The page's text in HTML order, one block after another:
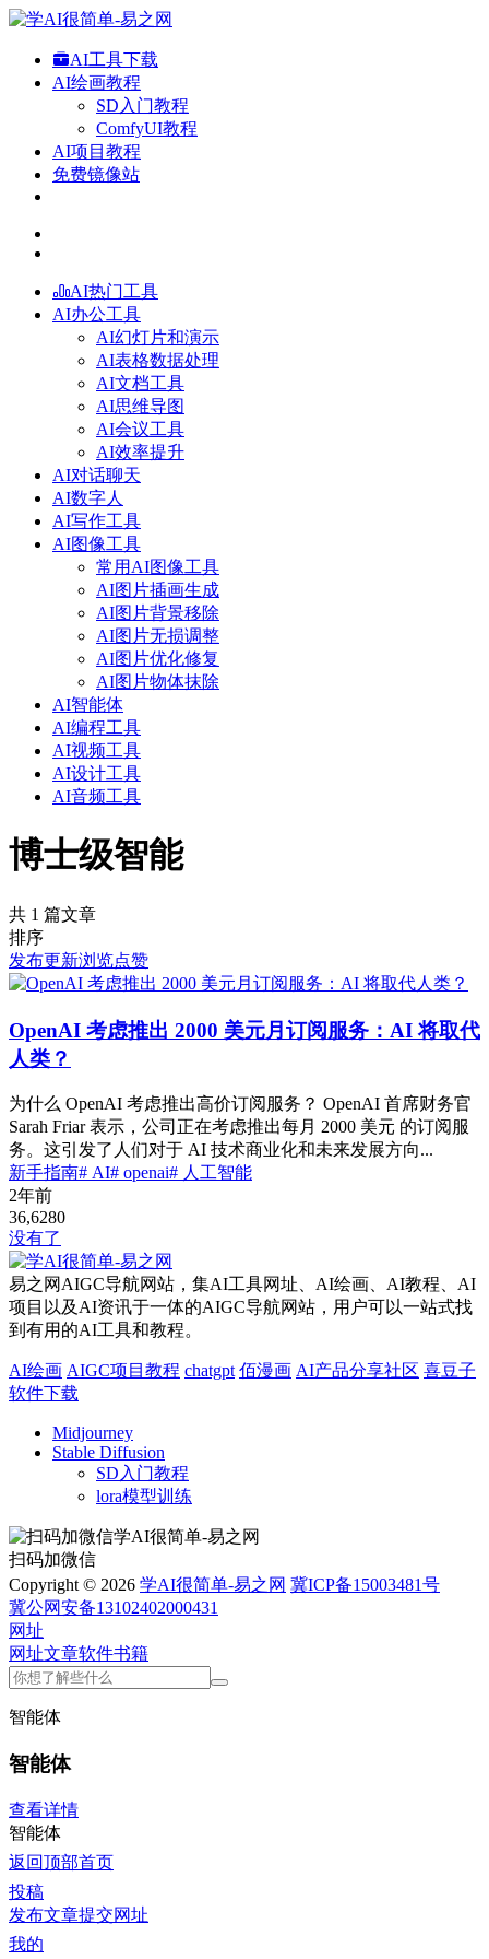
AI工具下载
AI绘画教程
SD入门教程
ComfyUI教程
AI项目教程
免费镜像站
AI热门工具
AI办公工具
AI幻灯片和演示
AI表格数据处理
AI文档工具
AI思维导图
AI会议工具
AI效率提升
AI对话聊天
AI数字人
AI写作工具
AI图像工具
常用AI图像工具
AI图片插画生成
AI图片背景移除
AI图片无损调整
AI图片优化修复
AI图片物体抹除
AI智能体
AI编程工具
AI视频工具
AI设计工具
AI音频工具
博士级智能
共 1 篇文章
排序
发布更新浏览点赞
OpenAI 考虑推出 2000 美元月订阅服务：AI 将取代
人类？
为什么 OpenAI 考虑推出高价订阅服务？ OpenAI 首席财务官
Sarah Friar 表示，公司正在考虑推出每月 2000 美元 的订阅服
务。这引发了人们对于 AI 技术商业化和未来发展方向...
新手指南# AI# openai# 人工智能
2年前
36,6280
没有了
易之网AIGC导航网站，集AI工具网址、AI绘画、AI教程、AI
项目以及AI资讯于一体的AIGC导航网站，用户可以一站式找
到有用的AI工具和教程。
AI绘画 AIGC项目教程 chatgpt 佰漫画 AI产品分享社区 喜豆子
软件下载
Midjourney
Stable Diffusion
SD入门教程
lora模型训练
扫码加微信
Copyright © 2026 学AI很简单-易之网 冀ICP备15003481号
冀公网安备13102402000431
网址
网址文章软件书籍
智能体
智能体
查看详情
智能体
返回顶部首页
投稿
发布文章提交网址
我的